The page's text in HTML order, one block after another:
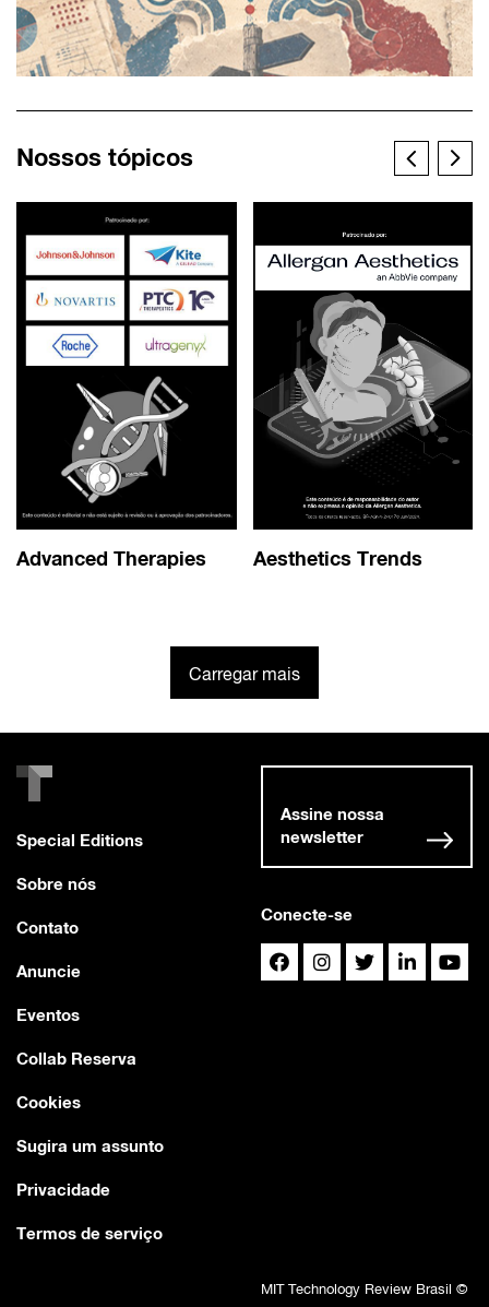
Nossos tópicos
Advanced Therapies Aesthetics Trends
Carregar mais
Special Editions
Sobre nós
Contato
Anuncie
Eventos
Collab Reserva
Cookies
Sugira um assunto
Privacidade
Termos de serviço
Conecte-se
Assine nossa
newsletter
MIT Technology Review Brasil ©